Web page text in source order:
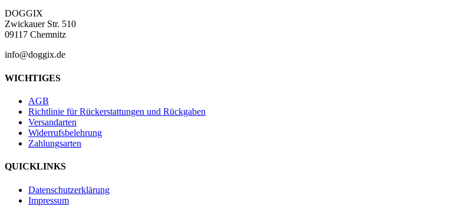
DOGGIX
Zwickauer Str. 510
09117 Chemnitz
info@doggix.de
WICHTIGES
AGB
Richtlinie für Rückerstattungen und Rückgaben
Versandarten
Widerrufsbelehrung
Zahlungsarten
QUICKLINKS
Datenschutzerklärung
Impressum